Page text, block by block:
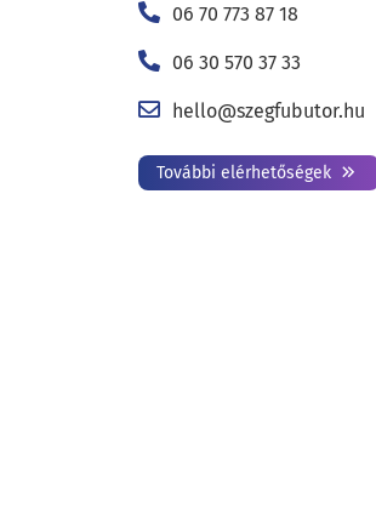
06 70 773 87 18
06 30 570 37 33
hello@szegfubutor.hu
További elérhetőségek